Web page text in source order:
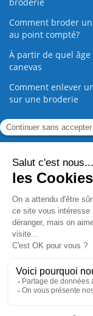
Comment broder
au point compté?
À partir de quel
canevas
Comment enlever
sur une broderie
Guide de la Broderie
Commande Papier
2008 -